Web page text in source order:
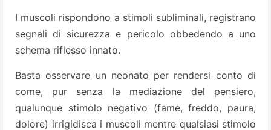
I muscoli rispondono a stimoli subliminali, registrano
segnali di sicurezza e pericolo obbedendo a uno
schema riflesso innato.
Basta osservare un neonato per rendersi conto di
come, pur senza la mediazione del pensiero,
qualunque stimolo negativo (fame, freddo, paura,
dolore) irrigidisca i muscoli mentre qualsiasi stimolo